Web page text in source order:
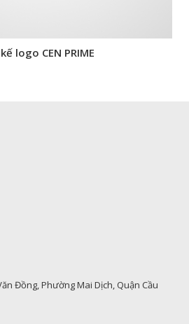
logo CEN PRIME
Đồng, Phường Mai Dịch, Quận Cầu